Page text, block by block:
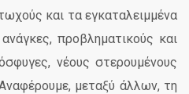
και τα εγκαταλειμμένα
προβληματικούς και
νέους στερουμένους
μεταξύ άλλων, τη